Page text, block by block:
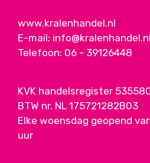
www.kralenhandel.nl
E-mail: info@kralenhandel.nl
Telefoon: 06 - 39126448
KVK handelsregister
BTW nr. NL 175721282B03
Elke woensdag geopend
uur